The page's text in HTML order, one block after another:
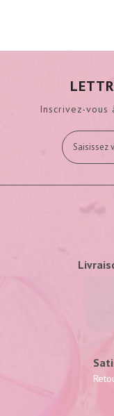
Inscrivez-